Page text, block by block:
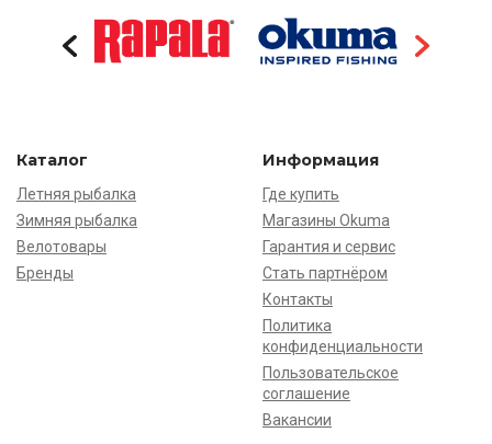
Каталог
Летняя рыбалка
Зимняя рыбалка
Велотовары
Бренды
Информация
Где купить
Магазины Okuma
Гарантия и сервис
Стать партнёром
Контакты
Политика
конфиденциальности
Пользовательское
соглашение
Вакансии